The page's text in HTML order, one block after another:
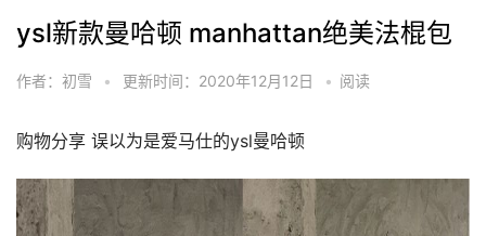
ysl新款曼哈顿 manhattan绝美法棍包
作者：初雪 • 更新时间：2020年12月12日 • 阅读
购物分享 误以为是爱马仕的ysl曼哈顿